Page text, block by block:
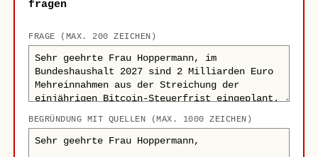
fragen
FRAGE (MAX. 200 ZEICHEN)
BEGRÜNDUNG MIT QUELLEN (MAX. 1000 ZEICHEN)